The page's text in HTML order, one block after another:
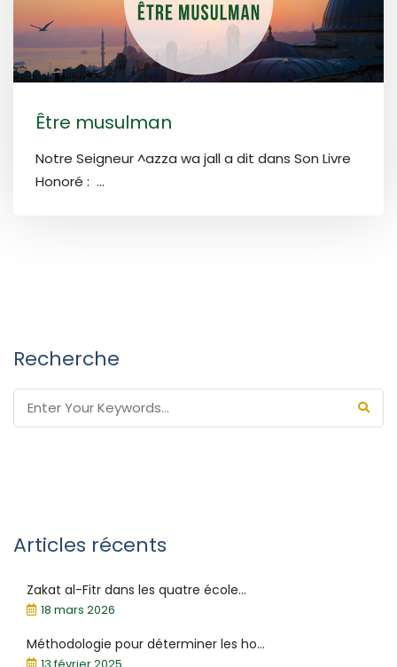
Être musulman
Notre Seigneur ^azza wa jall a dit dans Son Livre
Honoré : ...
Recherche
Articles récents
Zakat al-Fitr dans les quatre école...
18 mars 2026
Méthodologie pour déterminer les ho...